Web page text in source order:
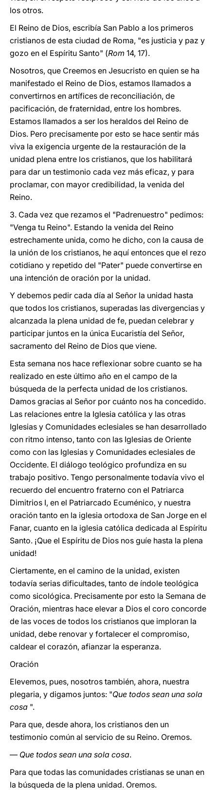
los otros.
El Reino de Dios, escribía San Pablo a los primeros
cristianos de esta ciudad de Roma, "es justicia y paz y
gozo en el Espíritu Santo" (Rom 14, 17).
Nosotros, que Creemos en Jesucristo en quien se ha
manifestado el Reino de Dios, estamos llamados a
convertirnos en artífices de reconciliación, de
pacificación, de fraternidad, entre los hombres.
Estamos llamados a ser los heraldos del Reino de
Dios. Pero precisamente por esto se hace sentir más
viva la exigencia urgente de la restauración de la
unidad plena entre los cristianos, que los habilitará
para dar un testimonio cada vez más eficaz, y para
proclamar, con mayor credibilidad, la venida del
Reino.
3. Cada vez que rezamos el "Padrenuestro" pedimos:
"Venga tu Reino". Estando la venida del Reino
estrechamente unida, como he dicho, con la causa de
la unión de los cristianos, he aquí entonces que el rezo
cotidiano y repetido del "Pater" puede convertirse en
una intención de oración por la unidad.
Y debemos pedir cada día al Señor la unidad hasta
que todos los cristianos, superadas las divergencias y
alcanzada la plena unidad de fe, puedan celebrar y
participar juntos en la única Eucaristía del Señor,
sacramento del Reino de Dios que viene.
Esta semana nos hace reflexionar sobre cuanto se ha
realizado en este último año en el campo de la
búsqueda de la perfecta unidad de los cristianos.
Damos gracias al Señor por cuánto nos ha concedido.
Las relaciones entre la Iglesia católica y las otras
Iglesias y Comunidades eclesiales se han desarrollado
con ritmo intenso, tanto con las Iglesias de Oriente
como con las Iglesias y Comunidades eclesiales de
Occidente. El diálogo teológico profundiza en su
trabajo positivo. Tengo personalmente todavía vivo el
recuerdo del encuentro fraterno con el Patriarca
Dimitrios I, en el Patriarcado Ecuménico, y nuestra
oración tanto en la iglesia ortodoxa de San Jorge en el
Fanar, cuanto en la iglesia católica dedicada al Espíritu
Santo. ¡Que el Espíritu de Dios nos guíe hasta la plena
unidad!
Ciertamente, en el camino de la unidad, existen
todavía serias dificultades, tanto de índole teológica
como sicológica. Precisamente por esto la Semana de
Oración, mientras hace elevar a Dios el coro concorde
de las voces de todos los cristianos que imploran la
unidad, debe renovar y fortalecer el compromiso,
caldear el corazón, afianzar la esperanza.
Oración
Elevemos, pues, nosotros también, ahora, nuestra
plegaria, y digamos juntos: "Que todos sean una sola
cosa ".
Para que, desde ahora, los cristianos den un
testimonio común al servicio de su Reino. Oremos.
— Que todos sean una sola cosa.
Para que todas las comunidades cristianas se unan en
la búsqueda de la plena unidad. Oremos.